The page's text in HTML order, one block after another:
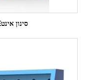
סינון אינטAKE שלzelf-נקייה אנכי Rh